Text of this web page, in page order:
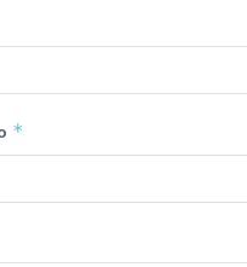
*